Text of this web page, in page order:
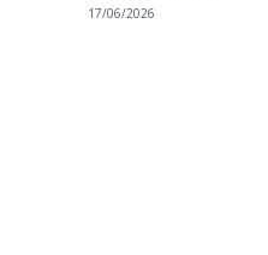
17/06/2026